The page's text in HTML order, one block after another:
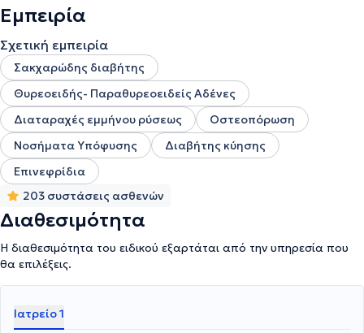
του μεταβολισμού ασβεστίου, των ενδοκρινοπαθειών κατά την
κύηση, των διαταραχών εμμήνου ρύσεως, των νοσημάτων των
επινεφριδίων και της υπόφυσης, της ενδοκρινικής
υπέρτασης καθώς και της παχυσαρκίας.Τέλος, η ιατρός είναι
μέλος του Ιατρικού συλλόγου Αθηνών και της Ελληνικής
Ενδοκρινολογικής Εταιρείας.
Εμπειρία
Σχετική εμπειρία
Σακχαρώδης διαβήτης
Θυρεοειδής- Παραθυρεοειδείς Αδένες
Διαταραχές εμμήνου ρύσεως
Οστεοπόρωση
Νοσήματα Υπόφυσης
Διαβήτης κύησης
Επινεφρίδια
203 συστάσεις ασθενών
Διαθεσιμότητα
Η διαθεσιμότητα του ειδικού εξαρτάται από την υπηρεσία που
θα επιλέξεις.
Ιατρείο 1